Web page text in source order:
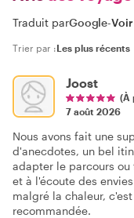
Traduit parGoogle-
Trier par :
Joost
(À
7 août 2026
Nous avons fait une
d'anecdotes, un bel
adapter le parcours ou
et à l'écoute des
malgré la chaleur,
recommandée.